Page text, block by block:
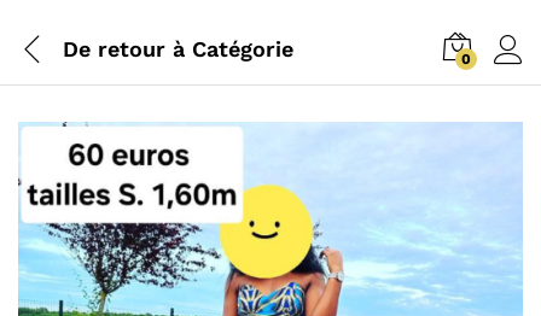
De retour à Catégorie 0